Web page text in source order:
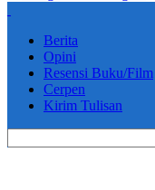
Berita
Opini
Resensi Buku/Film
Cerpen
Kirim Tulisan